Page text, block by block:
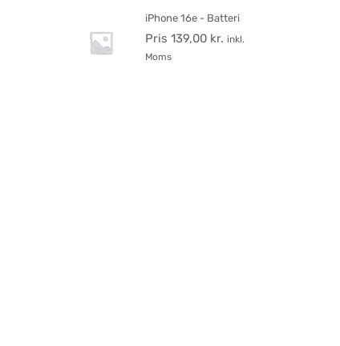
iPhone 16e - Batteri
Pris 139,00 kr. inkl.
Moms